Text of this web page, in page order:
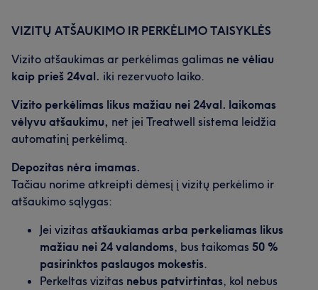
VIZITŲ ATŠAUKIMO IR PERKĖLIMO TAISYKLĖS
Vizito atšaukimas ar perkėlimas galimas ne vėliau
kaip prieš 24val. iki rezervuoto laiko.
Vizito perkėlimas likus mažiau nei 24val. laikomas
vėlyvu atšaukimu, net jei Treatwell sistema leidžia
automatinį perkėlimą.
Depozitas nėra imamas.
Tačiau norime atkreipti dėmesį į vizitų perkėlimo ir
atšaukimo sąlygas:
Jei vizitas atšaukiamas arba perkeliamas likus
mažiau nei 24 valandoms, bus taikomas 50 %
pasirinktos paslaugos mokestis.
Perkeltas vizitas nebus patvirtintas, kol nebus